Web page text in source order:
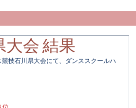
会 結果
技石川県大会にて、ダンススクールハ